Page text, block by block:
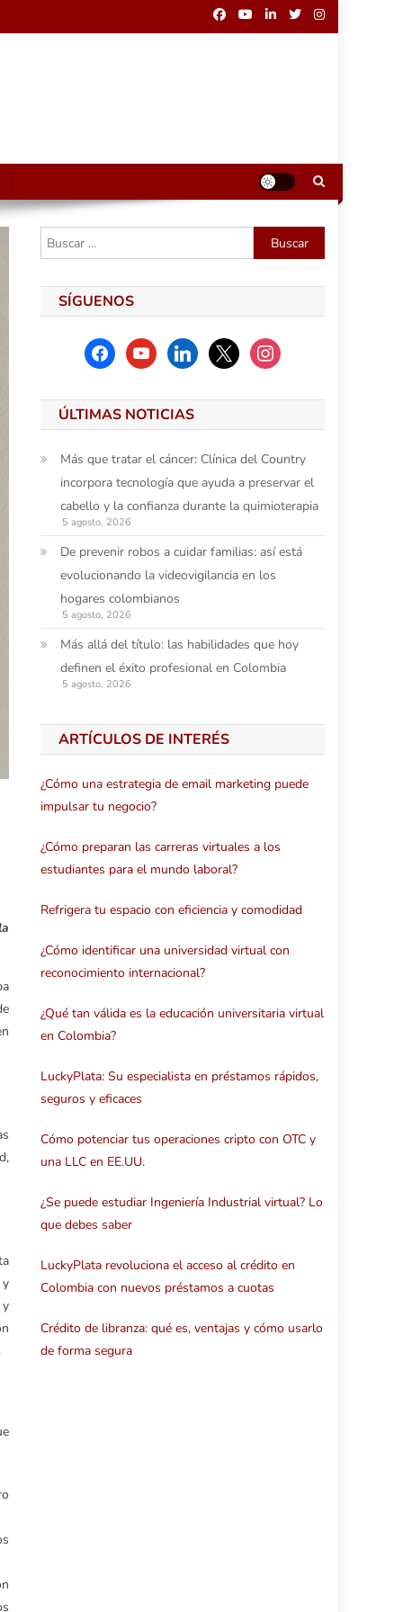
y
Buscar:
SÍGUENOS
facebookyoutubelinkedinx instagram
ÚLTIMAS NOTICIAS
Más que tratar el cáncer: Clínica del Country
incorpora tecnología que ayuda a preservar el
cabello y la confianza durante la quimioterapia
5 agosto, 2026
De prevenir robos a cuidar familias: así está
evolucionando la videovigilancia en los
hogares colombianos
5 agosto, 2026
Más allá del título: las habilidades que hoy
definen el éxito profesional en Colombia
5 agosto, 2026
ARTÍCULOS DE INTERÉS
¿Cómo una estrategia de email marketing puede
impulsar tu negocio?
¿Cómo preparan las carreras virtuales a los
estudiantes para el mundo laboral?
Refrigera tu espacio con eficiencia y comodidad
¿Cómo identificar una universidad virtual con
reconocimiento internacional?
¿Qué tan válida es la educación universitaria virtual
en Colombia?
LuckyPlata: Su especialista en préstamos rápidos,
seguros y eficaces
Cómo potenciar tus operaciones cripto con OTC y
una LLC en EE.UU.
¿Se puede estudiar Ingeniería Industrial virtual? Lo
que debes saber
LuckyPlata revoluciona el acceso al crédito en
Colombia con nuevos préstamos a cuotas
Crédito de libranza: qué es, ventajas y cómo usarlo
de forma segura